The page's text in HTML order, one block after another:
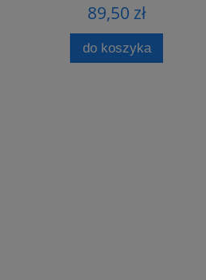
89,50 zł
do koszyka